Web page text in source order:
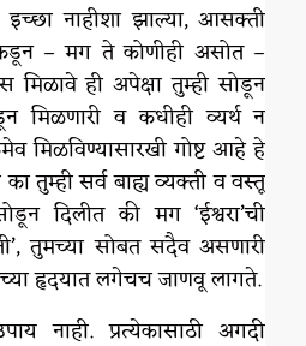
नाहीशा झाल्या, आसक्ती
– मग ते कोणीही असोत –
मिळावे ही अपेक्षा तुम्ही सोडून
मिळणारी व कधीही व्यर्थ न
मिळविण्यासारखी गोष्ट आहे हे
तुम्ही सर्व बाह्य व्यक्ती व वस्तू
दिलीत की मग ‘ईश्वरा’ची
तुमच्या सोबत सदैव असणारी
हृदयात लगेचच जाणवू लागते.
नाही. प्रत्येकासाठी अगदी